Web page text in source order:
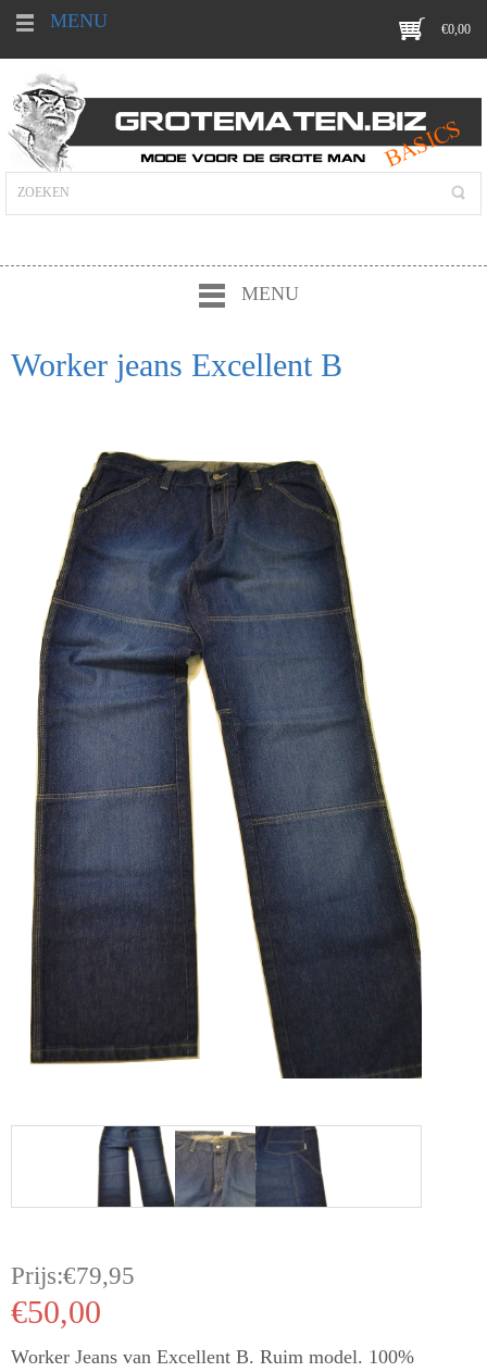
MENU €0,00
MENU
Worker jeans Excellent B
Prijs:€79,95
€50,00
Worker Jeans van Excellent B. Ruim model. 100%